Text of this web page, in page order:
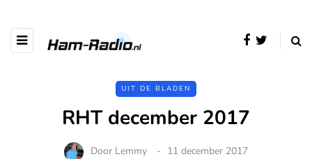
UIT DE BLADEN
RHT december 2017
Door Lemmy 11 december 2017